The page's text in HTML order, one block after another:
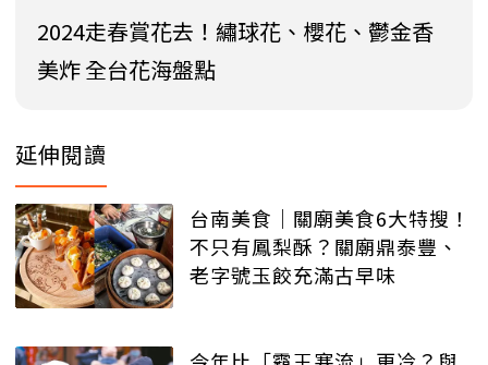
2024走春賞花去！繡球花、櫻花、鬱金香
美炸 全台花海盤點
延伸閱讀
台南美食｜關廟美食6大特搜！
不只有鳳梨酥？關廟鼎泰豐、
老字號玉餃充滿古早味